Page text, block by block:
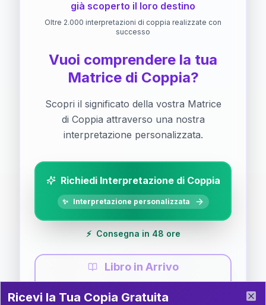
già scoperto il loro destino
Oltre 2.000 interpretazioni di coppia realizzate con
successo
Vuoi comprendere la tua
Matrice di Coppia?
Scopri il significato della vostra Matrice
di Coppia attraverso una nostra
interpretazione personalizzata.
Richiedi Interpretazione di Coppia
✨ Interpretazione personalizzata
⚡ Consegna in 48 ore
Libro in Arrivo
Guida completa di Coppia
Ricevi la Tua Copia Gratuita del Libro
Ricevi la Tua Copia Gratuita